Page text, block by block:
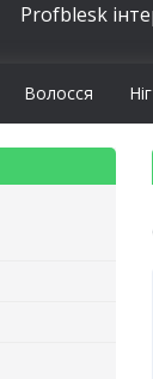
Profblesk
Волосся